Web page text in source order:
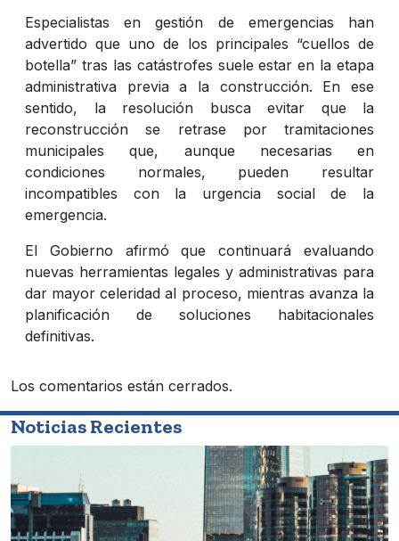
Especialistas en gestión de emergencias han
advertido que uno de los principales “cuellos de
botella” tras las catástrofes suele estar en la etapa
administrativa previa a la construcción. En ese
sentido, la resolución busca evitar que la
reconstrucción se retrase por tramitaciones
municipales que, aunque necesarias en
condiciones normales, pueden resultar
incompatibles con la urgencia social de la
emergencia.
El Gobierno afirmó que continuará evaluando
nuevas herramientas legales y administrativas para
dar mayor celeridad al proceso, mientras avanza la
planificación de soluciones habitacionales
definitivas.
Los comentarios están cerrados.
Noticias Recientes